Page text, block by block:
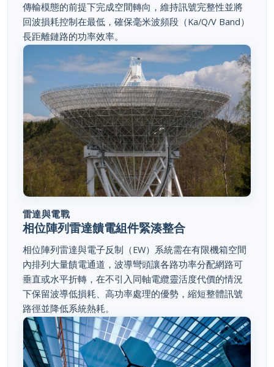
回波損耗控制在最低，確保毫米波頻段（Ka/Q/V Band）
長距離鏈路的功率效率。
雷達與電戰
相位陣列雷達饋電組件緊湊整合
相位陣列雷達與電子反制（EW）系統需在有限機箱空間
內排列大量饋電通道，波導彎頭讓各路功率分配網路可
垂直或水平折轉，在不引入同軸電纜靈活度代價的情況
下保留波導低損耗、高功率處理的優勢，縮短整體訊號
路徑並降低系統熱耗。